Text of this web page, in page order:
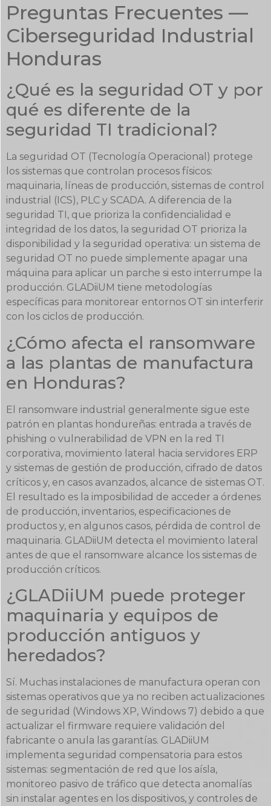
Preguntas Frecuentes —
Ciberseguridad Industrial
Honduras
¿Qué es la seguridad OT y por
qué es diferente de la
seguridad TI tradicional?
La seguridad OT (Tecnología Operacional) protege
los sistemas que controlan procesos físicos:
maquinaria, líneas de producción, sistemas de control
industrial (ICS), PLC y SCADA. A diferencia de la
seguridad TI, que prioriza la confidencialidad e
integridad de los datos, la seguridad OT prioriza la
disponibilidad y la seguridad operativa: un sistema de
seguridad OT no puede simplemente apagar una
máquina para aplicar un parche si esto interrumpe la
producción. GLADiiUM tiene metodologías
específicas para monitorear entornos OT sin interferir
con los ciclos de producción.
¿Cómo afecta el ransomware
a las plantas de manufactura
en Honduras?
El ransomware industrial generalmente sigue este
patrón en plantas hondureñas: entrada a través de
phishing o vulnerabilidad de VPN en la red TI
corporativa, movimiento lateral hacia servidores ERP
y sistemas de gestión de producción, cifrado de datos
críticos y, en casos avanzados, alcance de sistemas OT.
El resultado es la imposibilidad de acceder a órdenes
de producción, inventarios, especificaciones de
productos y, en algunos casos, pérdida de control de
maquinaria. GLADiiUM detecta el movimiento lateral
antes de que el ransomware alcance los sistemas de
producción críticos.
¿GLADiiUM puede proteger
maquinaria y equipos de
producción antiguos y
heredados?
Sí. Muchas instalaciones de manufactura operan con
sistemas operativos que ya no reciben actualizaciones
de seguridad (Windows XP, Windows 7) debido a que
actualizar el firmware requiere validación del
fabricante o anula las garantías. GLADiiUM
implementa seguridad compensatoria para estos
sistemas: segmentación de red que los aísla,
monitoreo pasivo de tráfico que detecta anomalías
sin instalar agentes en los dispositivos, y controles de